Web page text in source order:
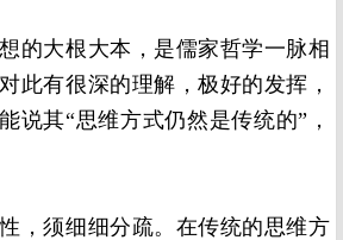
的大根大本，是儒家哲学一脉相
此有很深的理解，极好的发挥，
说其“思维方式仍然是传统的”，
，须细细分疏。在传统的思维方